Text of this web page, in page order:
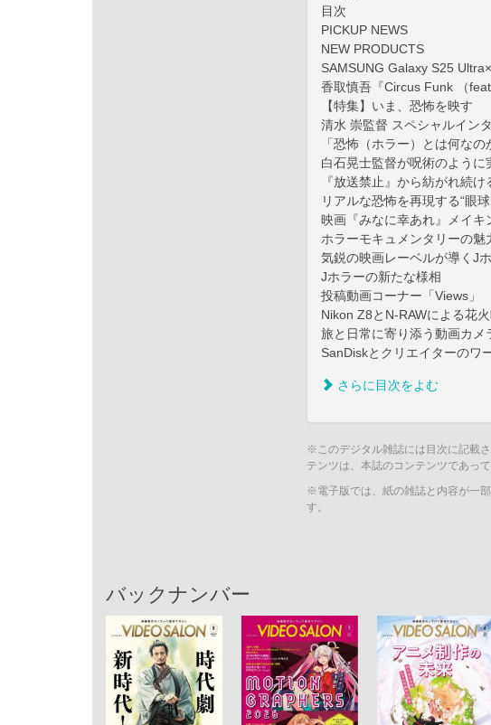
目次
PICKUP NEWS
NEW PRODUCTS
SAMSUNG Galaxy S25
香取慎吾『Circus Funk （
【特集】いま、恐怖を映す
清水 崇監督 スペシャルイン
「恐怖（ホラー）とは何なの
白石晃士監督が呪術のよう
『放送禁止』から紡がれ続け
リアルな恐怖を再現する“眼
映画『みなに幸あれ』メイキ
ホラーモキュメンタリーの
気鋭の映画レーベルが導くJ
Jホラーの新たな様相
投稿動画コーナー「Views」
Nikon Z8とN-RAWによる花
旅と日常に寄り添う動画カメ
SanDiskとクリエイターのワ
さらに目次をよむ
※このデジタル雑誌には目次に記載
テンツは、本誌のコンテンツであっ
※電子版では、紙の雑誌と内容が一
す。
バックナンバー